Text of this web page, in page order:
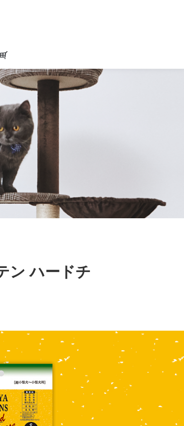
ン ハードチ